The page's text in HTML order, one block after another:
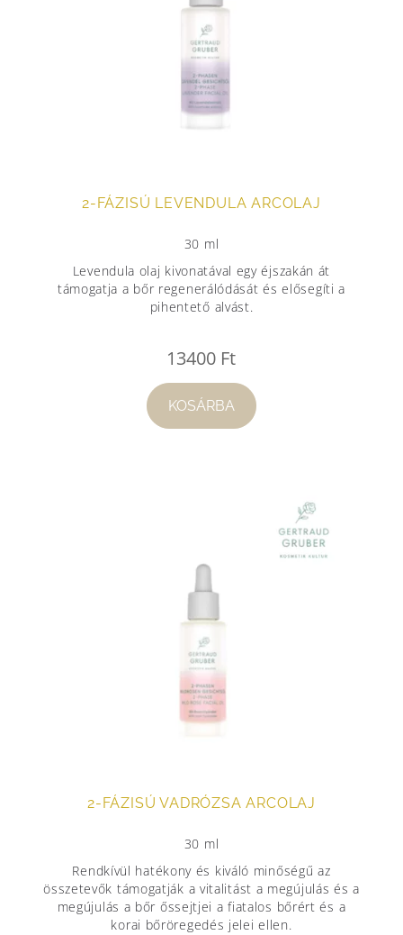
2-FÁZISÚ LEVENDULA ARCOLAJ
30 ml
Levendula olaj kivonatával egy éjszakán át
támogatja a bőr regenerálódását és elősegíti a
pihentető alvást.
13400 Ft
KOSÁRBA
2-FÁZISÚ VADRÓZSA ARCOLAJ
30 ml
Rendkívül hatékony és kiváló minőségű az
összetevők támogatják a vitalitást a megújulás és a
megújulás a bőr őssejtjei a fiatalos bőrért és a
korai bőröregedés jelei ellen.